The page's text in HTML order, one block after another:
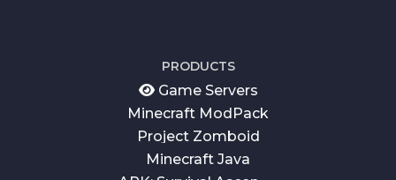
PRODUCTS
Game Servers
Minecraft ModPack
Project Zomboid
Minecraft Java